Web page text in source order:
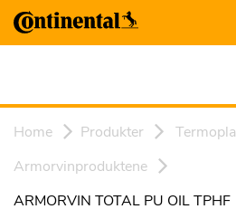
Home Produkter
Armorvinproduktene
ARMORVIN TOTAL PU OIL TPHF